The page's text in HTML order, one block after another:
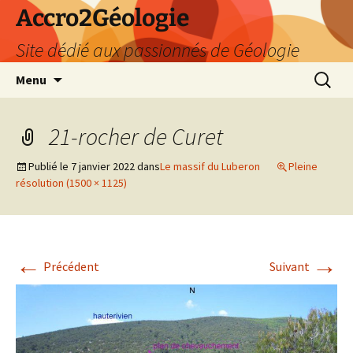
Accro2Géologie
Site dédié aux passionnés de Géologie
Menu
21-rocher de Curet
Publié le 7 janvier 2022dansLe massif du Luberon
Pleine
résolution (1500 × 1125)
← Précédent Suivant →